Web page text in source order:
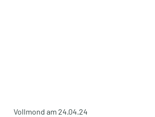
Vollmond am 24.04.24